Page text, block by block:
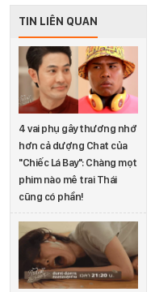
TIN LIÊN QUAN
4 vai phụ gây thương nhớ
hơn cả dượng Chat của
"Chiếc Lá Bay": Chàng mọt
phim nào mê trai Thái
cũng có phần!